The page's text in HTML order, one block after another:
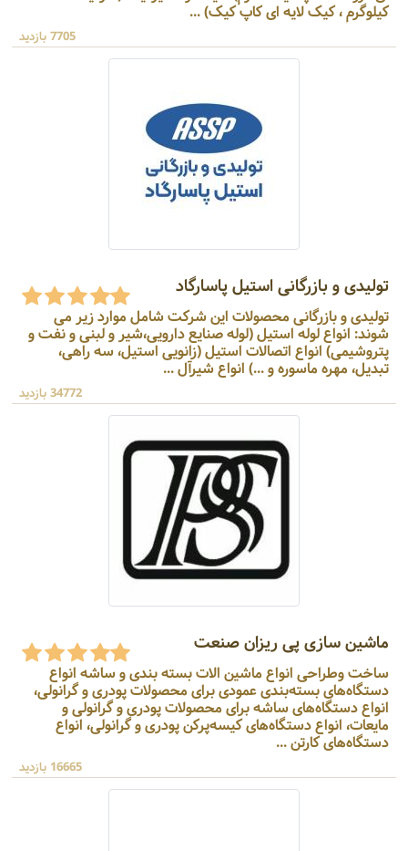
کیلوگرم ، کیک لایه ای کاپ کیک) ...
7705 بازدید
تولیدی و بازرگانی استیل پاسارگاد
تولیدی و بازرگانی محصولات این شرکت شامل موارد زیر می
شوند: انواع لوله استیل (لوله صنایع دارویی،شیر و لبنی و نفت و
پتروشیمی) انواع اتصالات استیل (زانویی استیل، سه راهی،
تبدیل، مهره ماسوره و ...) انواع شیرآل ...
34772 بازدید
ماشین سازی پی ریزان صنعت
ساخت وطراحی انواع ماشین الات بسته بندی و ساشه انواع
دستگاه‌های بسته‌بندی عمودی برای محصولات پودری و گرانولی،
انواع دستگاه‌های ساشه برای محصولات پودری و گرانولی و
مایعات، انواع دستگاه‌های کیسه‌پرکن پودری و گرانولی، انواع
دستگاه‌های کارتن ...
16665 بازدید